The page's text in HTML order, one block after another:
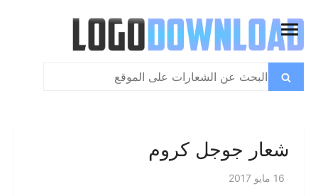
إلى
المحتوى
فتح
بحث
عن:
بحث
شعار جوجل كروم
16 مايو 2017